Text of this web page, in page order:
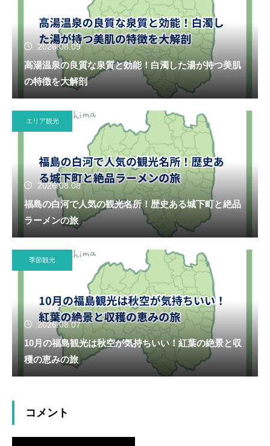
2026.08.09
高湯温泉の良質な泉質と効能！白濁した湯が持つ美肌
の特徴を大解剖
エリア観光
2026.08.08
福島の白河で人気の観光名所！歴史ある城下町と絶品
ラーメンの旅
季節観光
2026.08.07
10月の福島観光は秋空が気持ちいい！紅葉の絶景と収
穫の恵みの旅
コメント